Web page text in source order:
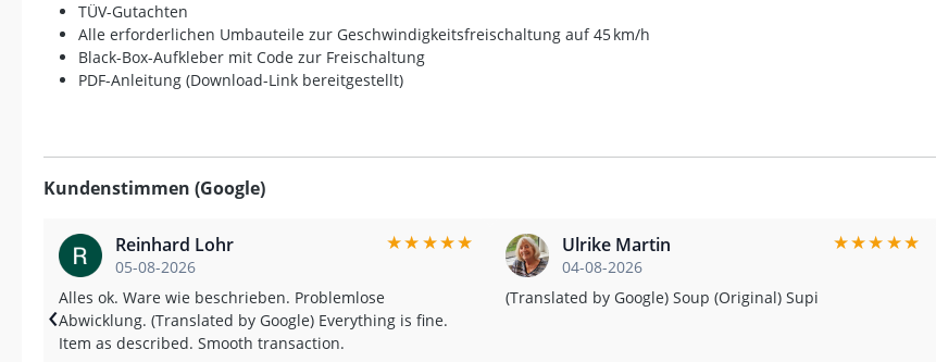
TÜV-Gutachten
Alle erforderlichen Umbauteile zur Geschwindigkeitsfreischaltung auf 45 km/h
Black-Box-Aufkleber mit Code zur Freischaltung
PDF-Anleitung (Download-Link bereitgestellt)
Kundenstimmen (Google)
Reinhard Lohr
05-08-2026
★★★★★
Alles ok. Ware wie beschrieben. Problemlose
Abwicklung. (Translated by Google) Everything is fine.
Item as described. Smooth transaction.
Ulrike Martin
04-08-2026
★★★★★
(Translated by Google) Soup (Original) Supi
‹